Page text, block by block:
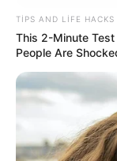
Kollektorlar
90
TIPS AND LIFE HACKS
This 2-Minute Test
People Are